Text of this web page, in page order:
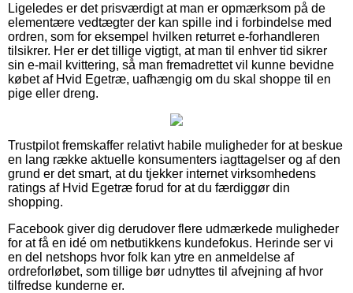
Ligeledes er det prisværdigt at man er opmærksom på de
elementære vedtægter der kan spille ind i forbindelse med
ordren, som for eksempel hvilken returret e-forhandleren
tilsikrer. Her er det tillige vigtigt, at man til enhver tid sikrer
sin e-mail kvittering, så man fremadrettet vil kunne bevidne
købet af Hvid Egetræ, uafhængig om du skal shoppe til en
pige eller dreng.
Trustpilot fremskaffer relativt habile muligheder for at beskue
en lang række aktuelle konsumenters iagttagelser og af den
grund er det smart, at du tjekker internet virksomhedens
ratings af Hvid Egetræ forud for at du færdiggør din
shopping.
Facebook giver dig derudover flere udmærkede muligheder
for at få en idé om netbutikkens kundefokus. Herinde ser vi
en del netshops hvor folk kan ytre en anmeldelse af
ordreforløbet, som tillige bør udnyttes til afvejning af hvor
tilfredse kunderne er.